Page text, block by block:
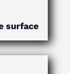
surface